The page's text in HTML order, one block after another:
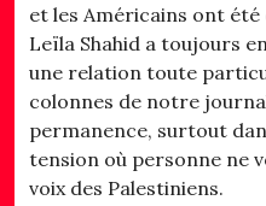
et les Américains ont été
Leïla Shahid a toujours
une relation toute
colonnes de notre
permanence, surtout
tension où personne ne
voix des Palestiniens.